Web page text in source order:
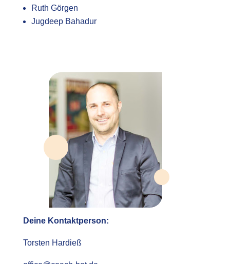
Ruth Görgen
Jugdeep Bahadur
Deine Kontaktperson:
Torsten Hardieß